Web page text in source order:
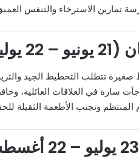
تمارين الاسترخاء والتنفس
يوليو)
تتطلب التخطيط الجيد
سارة في العلاقات العائلية،
المنتظم وتجنب الأطعمة الثقيلة